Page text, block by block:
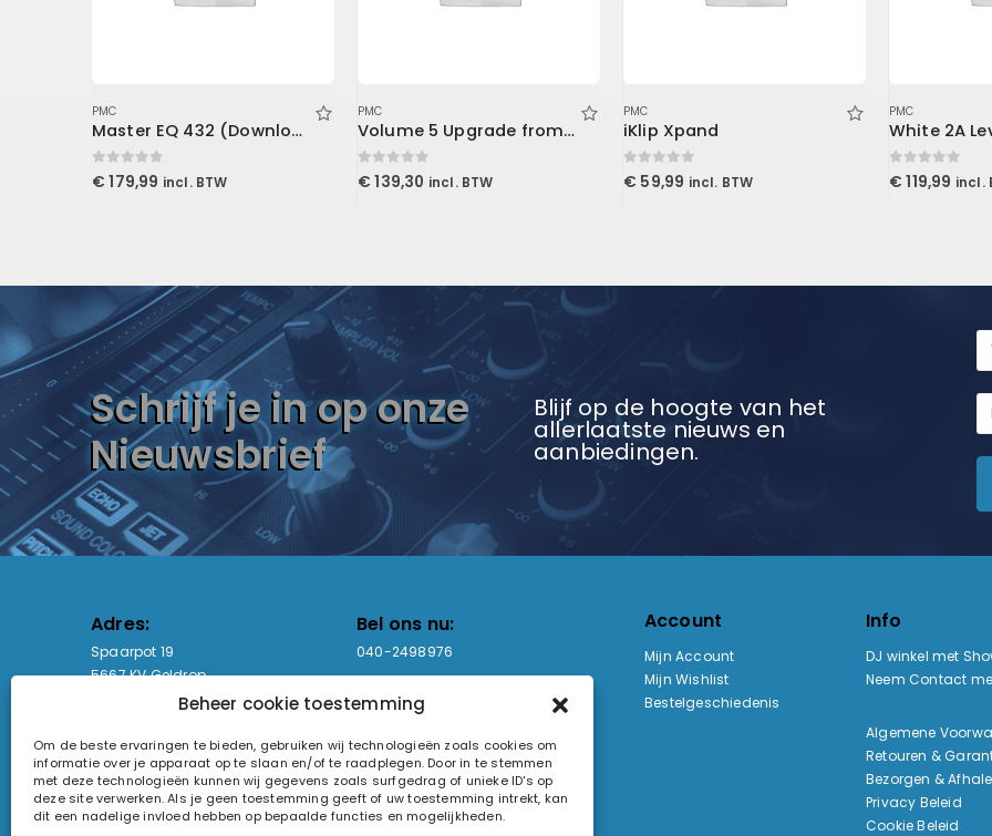
Beheer cookie toestemming
Om de beste ervaringen te bieden, gebruiken wij technologieën zoals cookies om
informatie over je apparaat op te slaan en/of te raadplegen. Door in te stemmen
met deze technologieën kunnen wij gegevens zoals surfgedrag of unieke ID's op
deze site verwerken. Als je geen toestemming geeft of uw toestemming intrekt, kan
dit een nadelige invloed hebben op bepaalde functies en mogelijkheden.
PMC
Master EQ 432 (Download)
0out of 5
€ 179,99 incl. BTW
PMC
Volume 5 Upgrade from Volume 3 (Download)
0out of 5
€ 139,30 incl. BTW
PMC
iKlip Xpand
0out of 5
€ 59,99 incl. BTW
PMC
0out of 5
€ 119,99 incl.
Schrijf je in op onze
Nieuwsbrief
Blijf op de hoogte van het
allerlaatste nieuws en
aanbiedingen.
Adres:
Spaarpot 19
5667 KV Geldrop
Bel ons nu:
040-2498976
sales@lightandsound.store
Openingstijden:
Ma - Vr: 09:00-17:00
Za: Enkel op afspraak
KvK-nummer: 60857196
Btw-nummer: NL854090368B01
Account
Mijn Account
Mijn Wishlist
Bestelgeschiedenis
Info
DJ winkel met
Neem Contact
Algemene
Retouren &
Bezorgen &
Privacy Beleid
Cookie Beleid